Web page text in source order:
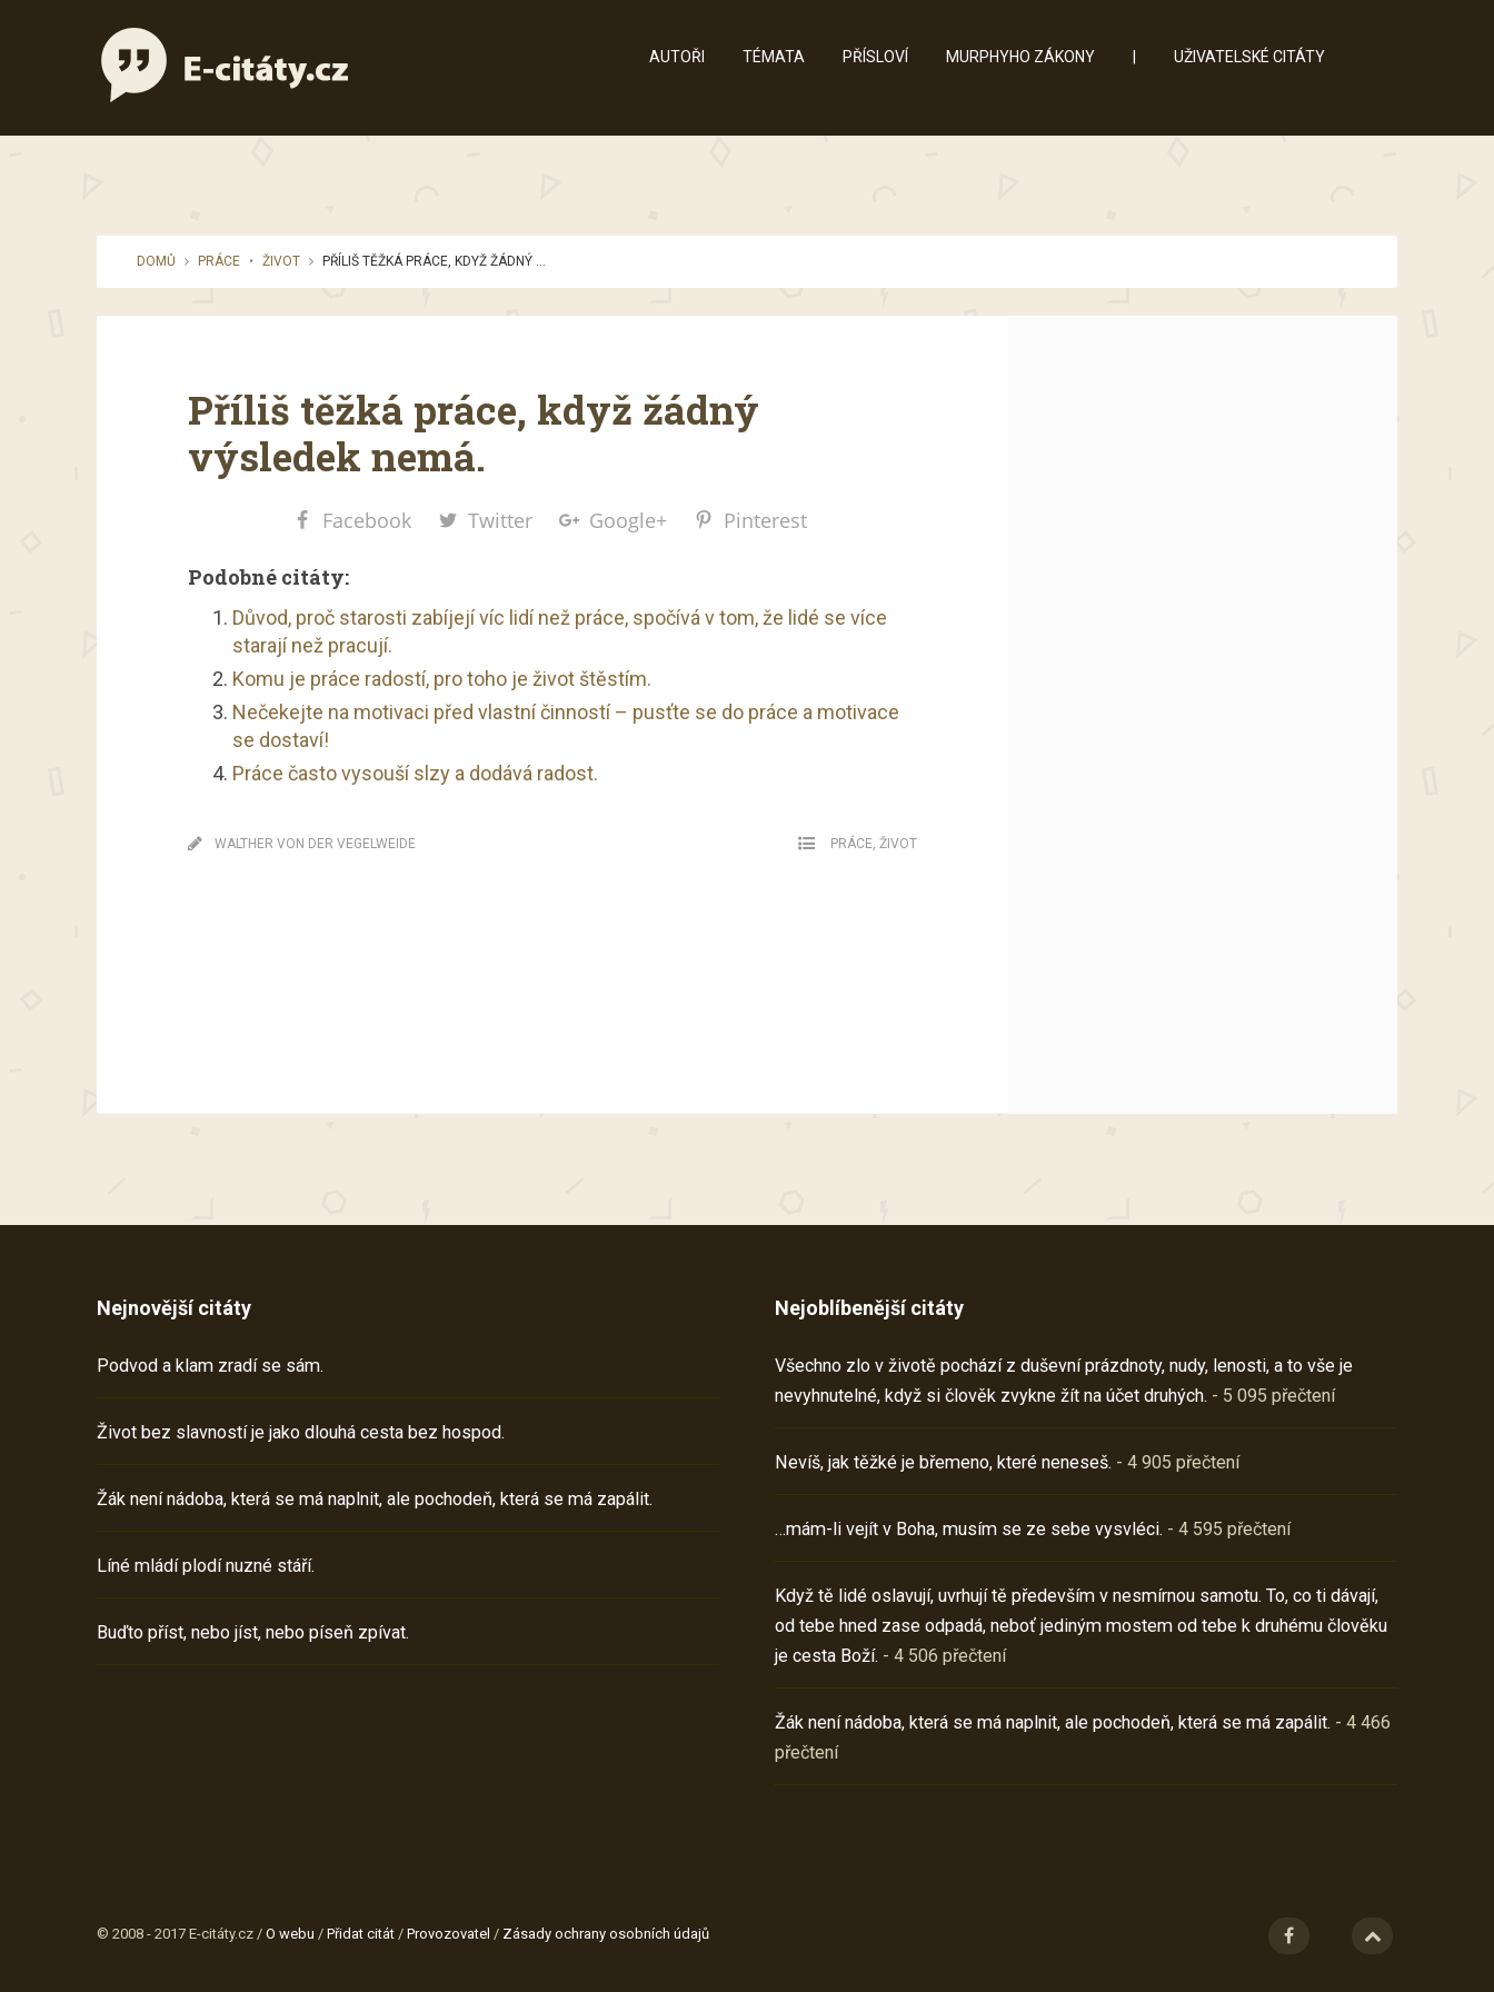
AUTOŘI TÉMATA PŘÍSLOVÍ MURPHYHO ZÁKONY UŽIVATELSKÉ CITÁTY
DOMŮ PRÁCE • ŽIVOT PŘÍLIŠ TĚŽKÁ PRÁCE, KDYŽ ŽÁDNÝ ...
Příliš těžká práce, když žádný
výsledek nemá.
Facebook Twitter Google+ Pinterest
Podobné citáty:
Důvod, proč starosti zabíjejí víc lidí než práce, spočívá v tom, že lidé se více
starají než pracují.
Komu je práce radostí, pro toho je život štěstím.
Nečekejte na motivaci před vlastní činností – pusťte se do práce a motivace
se dostaví!
Práce často vysouší slzy a dodává radost.
WALTHER VON DER VEGELWEIDE PRÁCE, ŽIVOT
Nejnovější citáty
Podvod a klam zradí se sám.
Život bez slavností je jako dlouhá cesta bez hospod.
Žák není nádoba, která se má naplnit, ale pochodeň, která se má zapálit.
Líné mládí plodí nuzné stáří.
Buďto příst, nebo jíst, nebo píseň zpívat.
Nejoblíbenější citáty
Všechno zlo v životě pochází z duševní prázdnoty, nudy, lenosti, a to vše je
nevyhnutelné, když si člověk zvykne žít na účet druhých. - 5 095 přečtení
Nevíš, jak těžké je břemeno, které neneseš. - 4 905 přečtení
…mám-li vejít v Boha, musím se ze sebe vysvléci. - 4 595 přečtení
Když tě lidé oslavují, uvrhují tě především v nesmírnou samotu. To, co ti dávají,
od tebe hned zase odpadá, neboť jediným mostem od tebe k druhému člověku
je cesta Boží. - 4 506 přečtení
Žák není nádoba, která se má naplnit, ale pochodeň, která se má zapálit. - 4 466
přečtení
© 2008 - 2017 E-citáty.cz / O webu / Přidat citát / Provozovatel / Zásady ochrany osobních údajů